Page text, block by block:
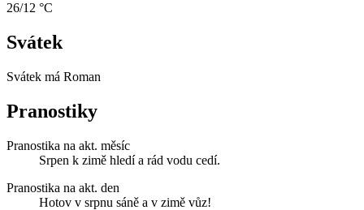
26/12 °C
Svátek
Svátek má Roman
Pranostiky
Pranostika na akt. měsíc
Srpen k zimě hledí a rád vodu cedí.
Pranostika na akt. den
Hotov v srpnu sáně a v zimě vůz!